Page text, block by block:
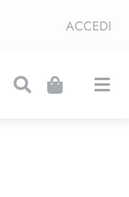
ACCEDI